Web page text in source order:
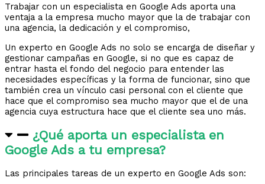
Trabajar con un especialista en Google Ads aporta una
ventaja a la empresa mucho mayor que la de trabajar con
una agencia, la dedicación y el compromiso,
Un experto en Google Ads no solo se encarga de diseñar y
gestionar campañas en Google, si no que es capaz de
entrar hasta el fondo del negocio para entender las
necesidades específicas y la forma de funcionar, sino que
también crea un vínculo casi personal con el cliente que
hace que el compromiso sea mucho mayor que el de una
agencia cuya estructura hace que el cliente sea uno más.
¿Qué aporta un especialista en
Google Ads a tu empresa?
Las principales tareas de un experto en Google Ads son: